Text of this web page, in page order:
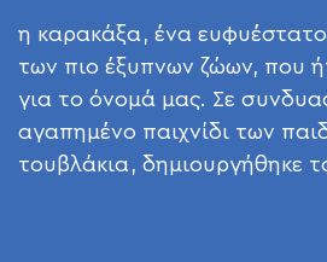
η καρακάξα, ένα
των πιο έξυπνων ζώων, που
για το όνομά μας. Σε
αγαπημένο παιχνίδι των
τουβλάκια, δημιουργήθηκε